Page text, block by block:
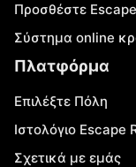
Προσθέστε
Σύστημα online
Πλατφόρμα
Επιλέξτε Πόλη
Ιστολόγιο Escape
Σχετικά με εμάς